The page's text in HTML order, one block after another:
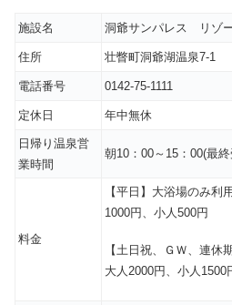
施設名 洞爺サンパレス リゾ
住所 壮瞥町洞爺湖温泉7-1
電話番号 0142-75-1111
定休日 年中無休
日帰り温泉営
業時間
朝10：00～15：00(最
料金
【平日】大浴場のみ
1000円、小人500円
【土日祝、ＧＷ、連休
大人2000円、小人1500